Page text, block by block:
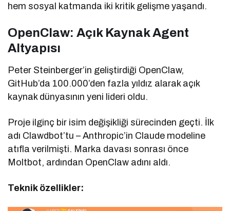
hem sosyal katmanda iki kritik gelişme yaşandı.
OpenClaw: Açık Kaynak Agent
Altyapısı
Peter Steinberger’in geliştirdiği OpenClaw,
GitHub’da 100.000’den fazla yıldız alarak açık
kaynak dünyasının yeni lideri oldu.
Proje ilginç bir isim değişikliği sürecinden geçti. İlk
adı Clawdbot’tu – Anthropic’in Claude modeline
atıfla verilmişti. Marka davası sonrası önce
Moltbot, ardından OpenClaw adını aldı.
Teknik özellikler: